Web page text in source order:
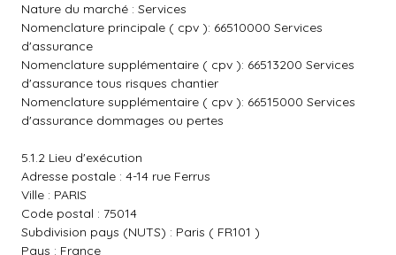
Nature du marché : Services
Nomenclature principale ( cpv ): 66510000 Services
d'assurance
Nomenclature supplémentaire ( cpv ): 66513200 Services
d'assurance tous risques chantier
Nomenclature supplémentaire ( cpv ): 66515000 Services
d'assurance dommages ou pertes
5.1.2 Lieu d'exécution
Adresse postale : 4-14 rue Ferrus
Ville : PARIS
Code postal : 75014
Subdivision pays (NUTS) : Paris ( FR101 )
Pays : France